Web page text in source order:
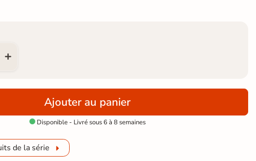
Ajouter au panier
 Disponible - Livré sous 6 à 8 semaines
de la série